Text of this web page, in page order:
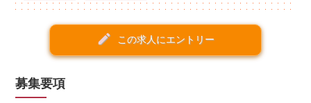
create この求人にエントリー
募集要項